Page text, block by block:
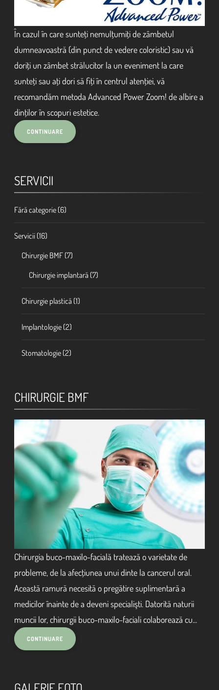
În cazul în care sunteţi nemulţumiţi de zâmbetul
dumneavoastră (din punct de vedere coloristic) sau vă
doriţi un zâmbet strălucitor la un eveniment la care
sunteţi sau aţi dori să fiţi în centrul atenţiei, vă
recomandăm metoda Advanced Power Zoom! de albire a
dinţilor în scopuri estetice.
SERVICII
Fără categorie (6)
Servicii (16)
Chirurgie BMF (7)
Chirurgie implantară (7)
Chirurgie plastică (1)
Implantologie (2)
Stomatologie (2)
CHIRURGIE BMF
Chirurgia buco-maxilo-facială tratează o varietate de
probleme, de la afecţiunea unui dinte la cancerul oral.
Această ramură necesită o pregătire suplimentară a
medicilor înainte de a deveni specialişti. Datorită naturii
muncii lor, chirurgii buco-maxilo-faciali colaborează cu...